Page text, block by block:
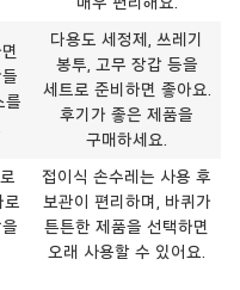
를
다용도 세정제, 쓰레기
봉투, 고무 장갑 등을
세트로 준비하면 좋아요.
후기가 좋은 제품을
구매하세요.
로
접이식 손수레는 사용 후
보관이 편리하며, 바퀴가
튼튼한 제품을 선택하면
오래 사용할 수 있어요.